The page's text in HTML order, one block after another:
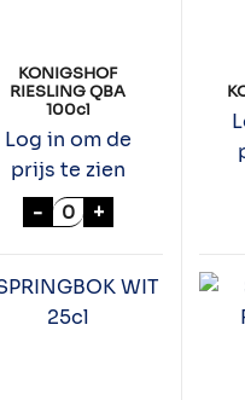
KONIGSHOF
RIESLING QBA
100cl
Log in om de
prijs te zien
- KONIGSHOF
+